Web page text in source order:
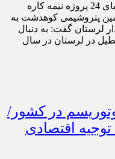
استاندار لرستان در جمع خبرنگاران: احیای 24 پروژه نیمه کاره
پتروشیمی کوهدشت به
لرستان گفت: به دنبال
تعطیل در لرستان در سال
در کشور/
اقتصادی